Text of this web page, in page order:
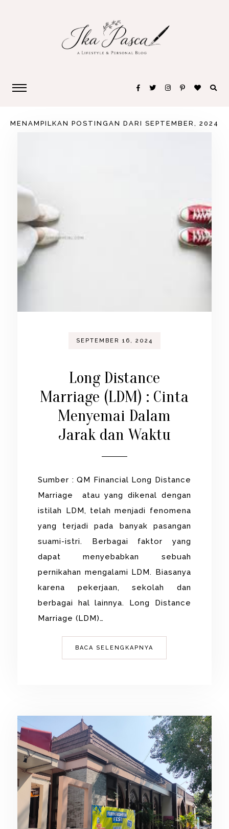
MENAMPILKAN POSTINGAN DARI SEPTEMBER, 2024
SEPTEMBER 16, 2024
Long Distance
Marriage (LDM) : Cinta
Menyemai Dalam
Jarak dan Waktu
Sumber : QM Financial Long Distance
Marriage atau yang dikenal dengan
istilah LDM, telah menjadi fenomena
yang terjadi pada banyak pasangan
suami-istri. Berbagai faktor yang
dapat menyebabkan sebuah
pernikahan mengalami LDM. Biasanya
karena pekerjaan, sekolah dan
berbagai hal lainnya. Long Distance
Marriage (LDM)…
BACA SELENGKAPNYA